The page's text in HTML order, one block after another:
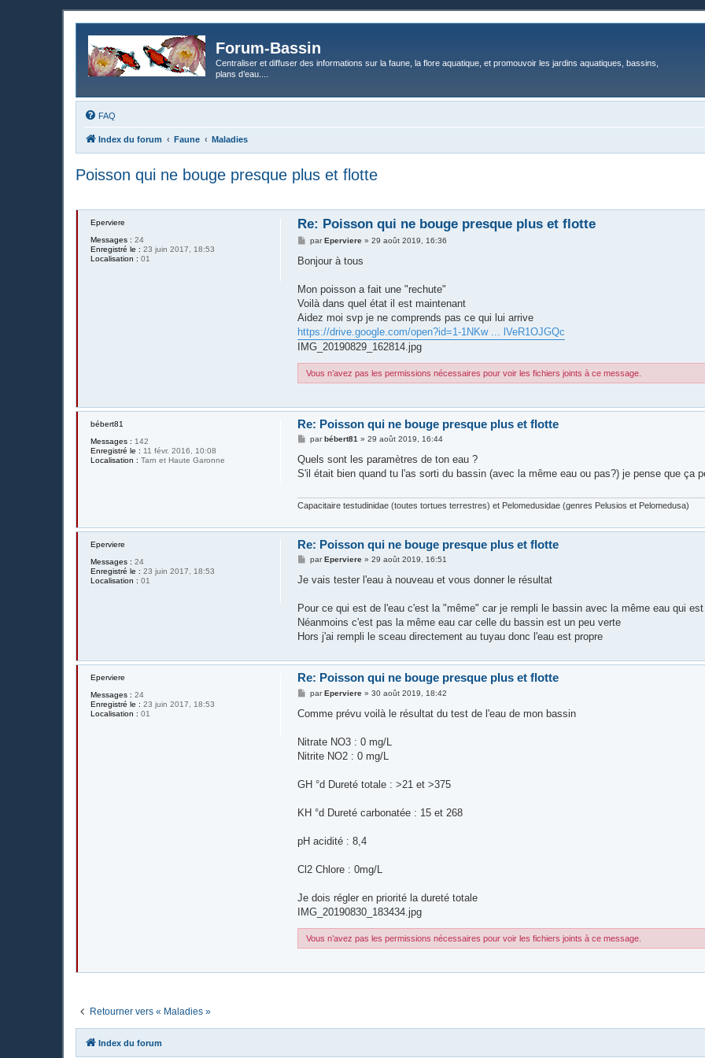
Forum-Bassin
Centraliser et diffuser des informations sur la faune, la flore aquatique, et promouvoir les jardins aquatiques, bassins,
plans d’eau....
FAQ
Index du forum Faune Maladies
Poisson qui ne bouge presque plus et flotte
Eperviere
Messages : 24
Enregistré le : 23 juin 2017, 18:53
Localisation : 01
Re: Poisson qui ne bouge presque plus et flotte
M
s
g
parEperviere »29 août 2019, 16:36
Bonjour à tous
Mon poisson a fait une "rechute"
Voilà dans quel état il est maintenant
Aidez moi svp je ne comprends pas ce qui lui arrive
https://drive.google.com/open?id=1-1NKw ... lVeR1OJGQc
IMG_20190829_162814.jpg
Vous n’avez pas les permissions nécessaires pour voir les fichiers joints à ce message.
bébert81
Messages : 142
Enregistré le : 11 févr. 2016, 10:08
Localisation : Tarn et Haute Garonne
Re: Poisson qui ne bouge presque plus et flotte
M
s
a
parbébert81 »29 août 2019, 16:44
Quels sont les paramètres de ton eau ?
S'il était bien quand tu l'as sorti du bassin (avec la même eau ou pas?) je pense que ça
Capacitaire testudinidae (toutes tortues terrestres) et Pelomedusidae (genres Pelusios et Pelomedusa)
Eperviere
Messages : 24
Enregistré le : 23 juin 2017, 18:53
Localisation : 01
Re: Poisson qui ne bouge presque plus et flotte
M
s
g
parEperviere »29 août 2019, 16:51
Je vais tester l'eau à nouveau et vous donner le résultat
Pour ce qui est de l'eau c'est la "même" car je rempli le bassin avec la même eau qui
Néanmoins c'est pas la même eau car celle du bassin est un peu verte
Hors j'ai rempli le sceau directement au tuyau donc l'eau est propre
Eperviere
Messages : 24
Enregistré le : 23 juin 2017, 18:53
Localisation : 01
Re: Poisson qui ne bouge presque plus et flotte
M
s
g
parEperviere »30 août 2019, 18:42
Comme prévu voilà le résultat du test de l'eau de mon bassin
Nitrate NO3 : 0 mg/L
Nitrite NO2 : 0 mg/L
GH °d Dureté totale : >21 et >375
KH °d Dureté carbonatée : 15 et 268
pH acidité : 8,4
Cl2 Chlore : 0mg/L
Je dois régler en priorité la dureté totale
IMG_20190830_183434.jpg
Vous n’avez pas les permissions nécessaires pour voir les fichiers joints à ce message.
Retourner vers « Maladies »
Index du forum